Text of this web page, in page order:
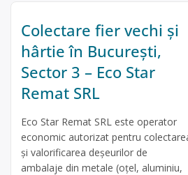
Colectare fier vechi și
hârtie în București,
Sector 3 – Eco Star
Remat SRL
Eco Star Remat SRL este operator
economic autorizat pentru
și valorificarea deșeurilor de
ambalaje din metale (oțel, aluminiu,